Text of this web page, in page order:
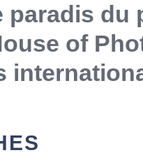
paradis du
of